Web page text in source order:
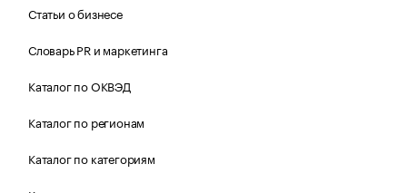
Статьи о бизнесе
Словарь PR и маркетинга
Каталог по ОКВЭД
Каталог по регионам
Каталог по категориям